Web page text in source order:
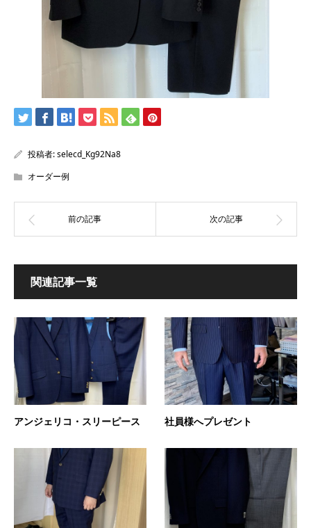
投稿者:selecd_Kg92Na8
オーダー例
関連記事一覧
アンジェリコ・スリーピース 社員様へプレゼント